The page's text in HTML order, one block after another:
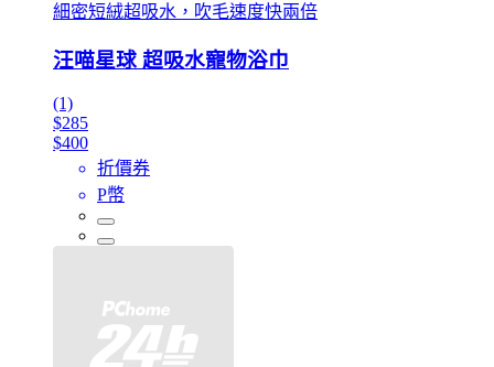
細密短絨超吸水，吹毛速度快兩倍
汪喵星球 超吸水寵物浴巾
(1)
$285
$400
折價券
P幣